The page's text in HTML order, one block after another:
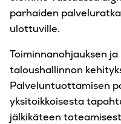
parhaiden
ulottuville.
Toiminnanohjauksen
taloushallinnon
Palveluntuottamisen
yksitoikkoisesta
jälkikäteen